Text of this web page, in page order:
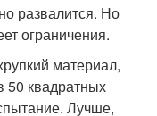
развалится. Но
ограничения.
материал,
50 квадратных
Лучше,